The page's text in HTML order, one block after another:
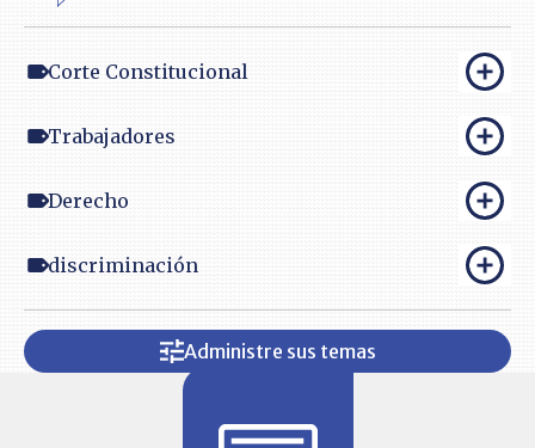
Corte Constitucional
Trabajadores
Derecho
discriminación
Administre sus temas